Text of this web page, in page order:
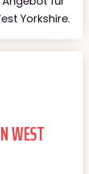
Yorkshire.
WEST